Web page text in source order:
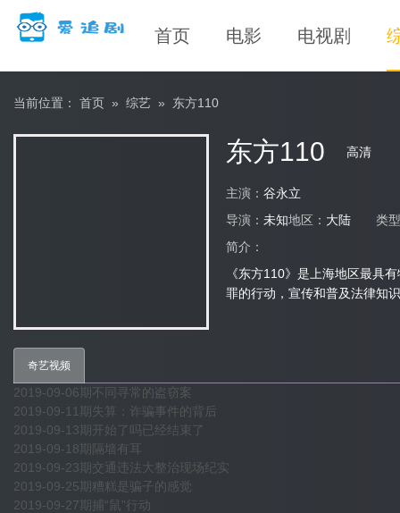
首页 电影 电视剧
当前位置： 首页 » 综艺 » 东方110
东方110 高清
主演： 谷永立
导演： 未知地区： 大陆
类
简介：
《东方110》是上海地区最具
罪的行动，宣传和普及法律知
奇艺视频
2019-09-06期不同寻常的盗窃案
2019-09-11期失算：诈骗事件的背后
2019-09-13期开始了吗已经结束了
2019-09-18期隔墙有耳
2019-09-23期交通违法大整治现场纪实
2019-09-25期糟糕是骗子的感觉
2019-09-27期捕“鼠”行动